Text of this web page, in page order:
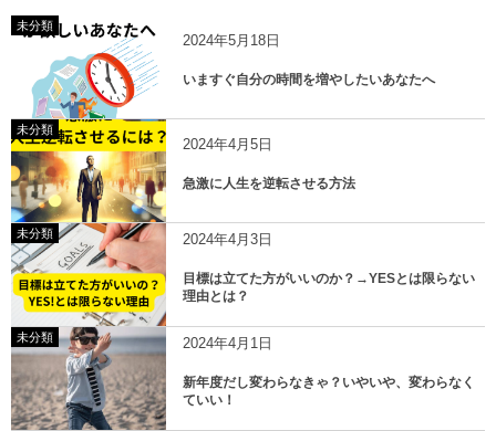
未分類
2024年5月18日
いますぐ自分の時間を増やしたいあなたへ
未分類
2024年4月5日
急激に人生を逆転させる方法
未分類 2024年4月3日
目標は立てた方がいいのか？→YESとは限らない
理由とは？
未分類 2024年4月1日
新年度だし変わらなきゃ？いやいや、変わらなく
ていい！